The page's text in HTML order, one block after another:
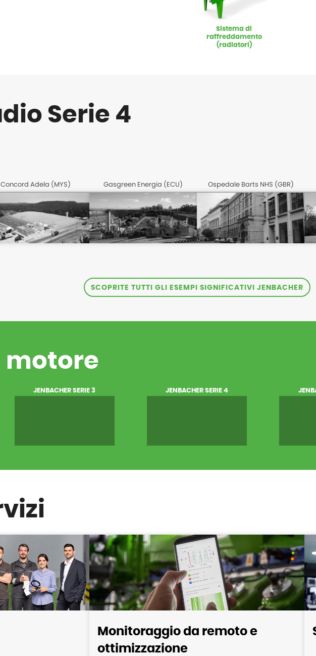
Sistema di
raffreddamento
(radiatori)
Serie 4
Concord Adela (MYS) Gasgreen Energia (ECU) Ospedale Barts NHS (GBR)
SCOPRITE TUTTI GLI ESEMPI SIGNIFICATIVI JENBACHER
motore
JENBACHER SERIE 3 JENBACHER SERIE 4
Monitoraggio da remoto e
ottimizzazione